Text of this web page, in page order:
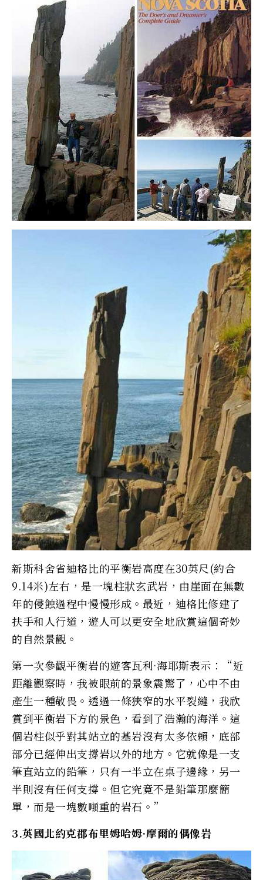
新斯科舍省迪格比的平衡岩高度在30英尺(約合
9.14米)左右，是一塊柱狀玄武岩，由崖面在無數
年的侵蝕過程中慢慢形成。最近，迪格比修建了
扶手和人行道，遊人可以更安全地欣賞這個奇妙
的自然景觀。
第一次參觀平衡岩的遊客瓦利·海耶斯表示：“近
距離觀察時，我被眼前的景象震驚了，心中不由
產生一種敬畏。透過一條狹窄的水平裂縫，我欣
賞到平衡岩下方的景色，看到了浩瀚的海洋。這
個岩柱似乎對其站立的基岩沒有太多依賴，底部
部分已經伸出支撐岩以外的地方。它就像是一支
筆直站立的鉛筆，只有一半立在桌子邊緣，另一
半則沒有任何支撐。但它究竟不是鉛筆那麼簡
單，而是一塊數噸重的岩石。”
3.英國北約克郡布里姆哈姆·摩爾的偶像岩